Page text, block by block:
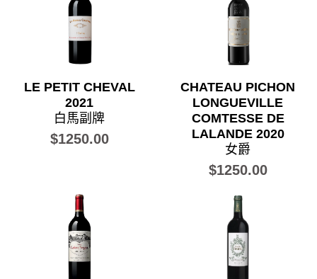
LE PETIT CHEVAL
2021
白馬副牌
$1250.00
CHATEAU PICHON
LONGUEVILLE
COMTESSE DE
LALANDE 2020
女爵
$1250.00